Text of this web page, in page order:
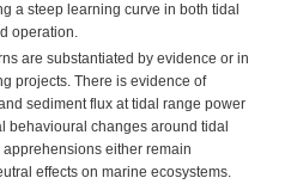
a steep learning curve in both tidal
operation.
are substantiated by evidence or in
projects. There is evidence of
sediment flux at tidal range power
behavioural changes around tidal
either remain
effects on marine ecosystems.